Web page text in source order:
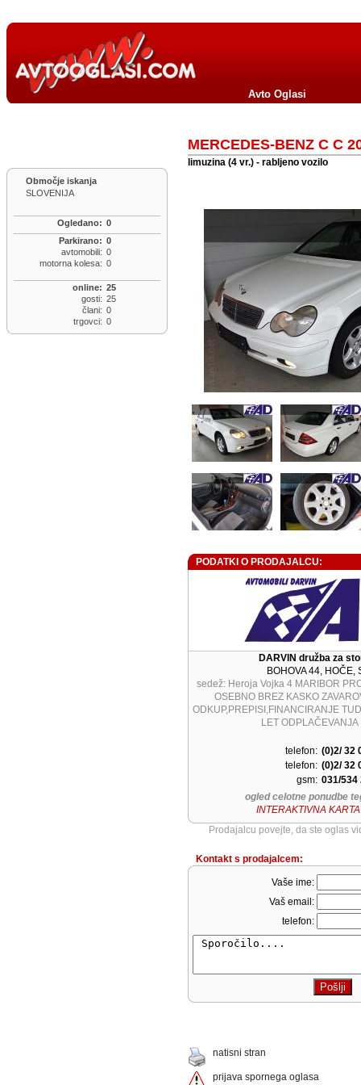
Avto Oglasi
Območje iskanja
SLOVENIJA
Ogledano: 0
Parkirano: 0
avtomobili: 0
motorna kolesa: 0
online: 25
gosti: 25
člani: 0
trgovci: 0
MERCEDES-BENZ C C
limuzina (4 vr.) - rabljeno vozilo
PODATKI O PRODAJALCU:
DARVIN družba za
BOHOVA 44, HOČE,
sedež: Heroja Vojka 4 MARIBOR
OSEBNO BREZ KASKO
ODKUP,PREPISI,FINANCIRANJE
LET ODPLAČEVANJA
telefon:
telefon:
gsm:
(0)2/ 32
(0)2/ 32
031/534
ogled celotne ponudbe
INTERAKTIVNA
Prodajalcu povejte, da ste oglas
Kontakt s prodajalcem:
Vaše ime:
Vaš email:
telefon:
natisni stran
prijava spornega oglasa